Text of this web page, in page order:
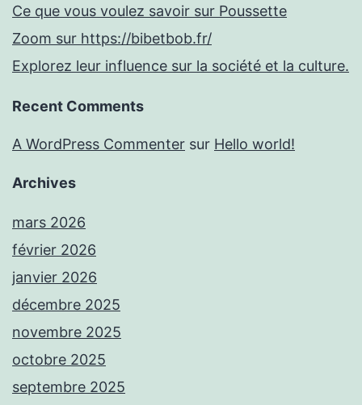
Ce que vous voulez savoir sur Poussette
Zoom sur https://bibetbob.fr/
Explorez leur influence sur la société et la culture.
Recent Comments
A WordPress Commenter sur Hello world!
Archives
mars 2026
février 2026
janvier 2026
décembre 2025
novembre 2025
octobre 2025
septembre 2025